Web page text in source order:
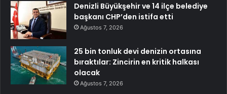
Denizli Büyükşehir ve 14 ilçe belediye
başkanı CHP’den istifa etti
Ağustos 7, 2026
25 bin tonluk devi denizin ortasına
bıraktılar: Zincirin en kritik halkası
olacak
Ağustos 7, 2026